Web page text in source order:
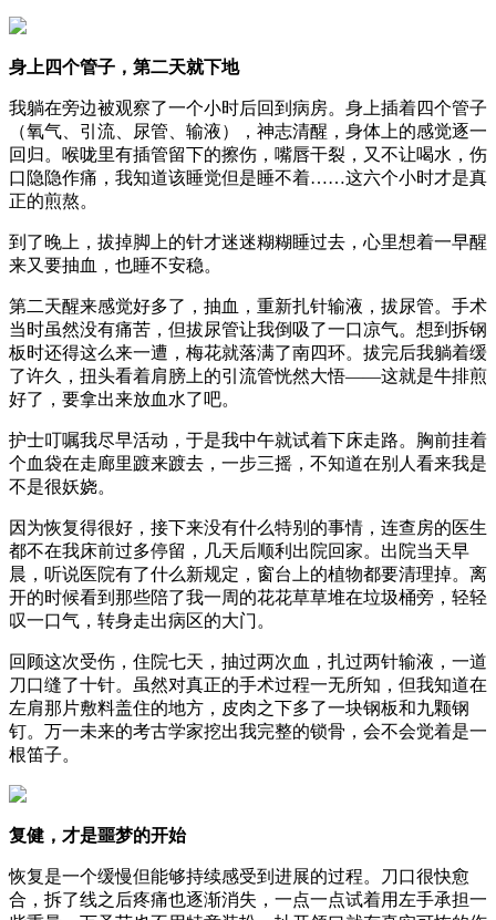
身上四个管子，第二天就下地
我躺在旁边被观察了一个小时后回到病房。身上插着四个管子
（氧气、引流、尿管、输液），神志清醒，身体上的感觉逐一
回归。喉咙里有插管留下的擦伤，嘴唇干裂，又不让喝水，伤
口隐隐作痛，我知道该睡觉但是睡不着……这六个小时才是真
正的煎熬。
到了晚上，拔掉脚上的针才迷迷糊糊睡过去，心里想着一早醒
来又要抽血，也睡不安稳。
第二天醒来感觉好多了，抽血，重新扎针输液，拔尿管。手术
当时虽然没有痛苦，但拔尿管让我倒吸了一口凉气。想到拆钢
板时还得这么来一遭，梅花就落满了南四环。拔完后我躺着缓
了许久，扭头看着肩膀上的引流管恍然大悟——这就是牛排煎
好了，要拿出来放血水了吧。
护士叮嘱我尽早活动，于是我中午就试着下床走路。胸前挂着
个血袋在走廊里踱来踱去，一步三摇，不知道在别人看来我是
不是很妖娆。
因为恢复得很好，接下来没有什么特别的事情，连查房的医生
都不在我床前过多停留，几天后顺利出院回家。出院当天早
晨，听说医院有了什么新规定，窗台上的植物都要清理掉。离
开的时候看到那些陪了我一周的花花草草堆在垃圾桶旁，轻轻
叹一口气，转身走出病区的大门。
回顾这次受伤，住院七天，抽过两次血，扎过两针输液，一道
刀口缝了十针。虽然对真正的手术过程一无所知，但我知道在
左肩那片敷料盖住的地方，皮肉之下多了一块钢板和九颗钢
钉。万一未来的考古学家挖出我完整的锁骨，会不会觉着是一
根笛子。
复健，才是噩梦的开始
恢复是一个缓慢但能够持续感受到进展的过程。刀口很快愈
合，拆了线之后疼痛也逐渐消失，一点一点试着用左手承担一